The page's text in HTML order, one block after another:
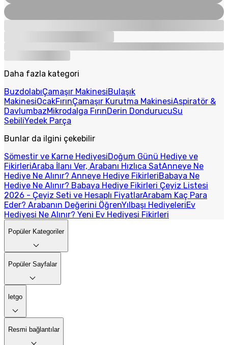
Daha fazla kategori
BuzdolabıÇamaşır MakinesiBulaşık
MakinesiOcakFırınÇamaşır Kurutma MakinesiAspiratör &
DavlumbazMikrodalga FırınDerin DondurucuSu
SebiliYedek Parça
Bunlar da ilgini çekebilir
Sömestir ve Karne HediyesiDoğum Günü Hediye ve
FikirleriAraba İlanı Ver, Arabanı Hızlıca SatAnneye Ne
Hediye Ne Alınır? Anneye Hediye FikirleriBabaya Ne
Hediye Ne Alınır? Babaya Hediye Fikirleri Çeyiz Listesi
2026 - Çeyiz Seti ve Hesaplı FiyatlarArabam Kaç Para
Eder? Arabanın Değerini ÖğrenYılbaşı HediyeleriEv
Hediyesi Ne Alınır? Yeni Ev Hediyesi Fikirleri
Popüler Kategoriler
Popüler Sayfalar
letgo
Resmi bağlantılar